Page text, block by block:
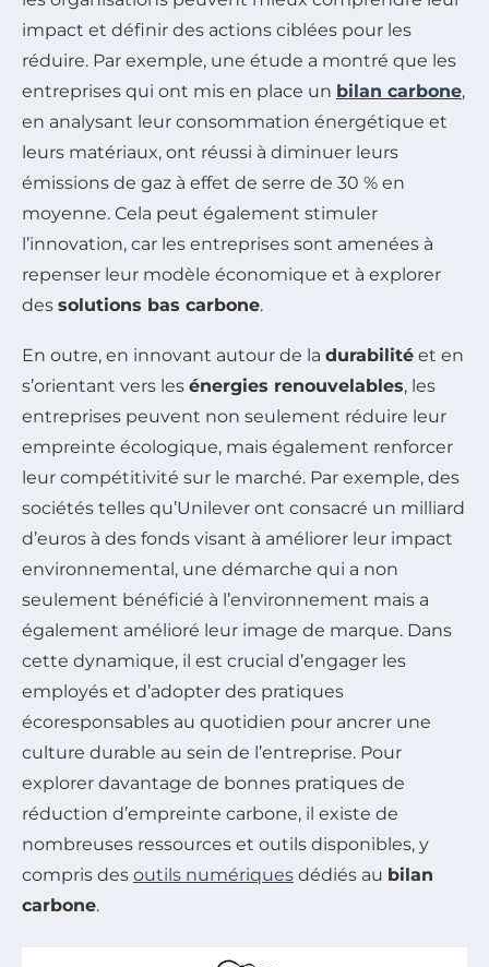
impact et définir des actions ciblées pour les
réduire. Par exemple, une étude a montré que les
entreprises qui ont mis en place un bilan carbone,
en analysant leur consommation énergétique et
leurs matériaux, ont réussi à diminuer leurs
émissions de gaz à effet de serre de 30 % en
moyenne. Cela peut également stimuler
l’innovation, car les entreprises sont amenées à
repenser leur modèle économique et à explorer
des solutions bas carbone.
En outre, en innovant autour de la durabilité et en
s’orientant vers les énergies renouvelables, les
entreprises peuvent non seulement réduire leur
empreinte écologique, mais également renforcer
leur compétitivité sur le marché. Par exemple, des
sociétés telles qu’Unilever ont consacré un milliard
d’euros à des fonds visant à améliorer leur impact
environnemental, une démarche qui a non
seulement bénéficié à l’environnement mais a
également amélioré leur image de marque. Dans
cette dynamique, il est crucial d’engager les
employés et d’adopter des pratiques
écoresponsables au quotidien pour ancrer une
culture durable au sein de l’entreprise. Pour
explorer davantage de bonnes pratiques de
réduction d’empreinte carbone, il existe de
nombreuses ressources et outils disponibles, y
compris des outils numériques dédiés au bilan
carbone.